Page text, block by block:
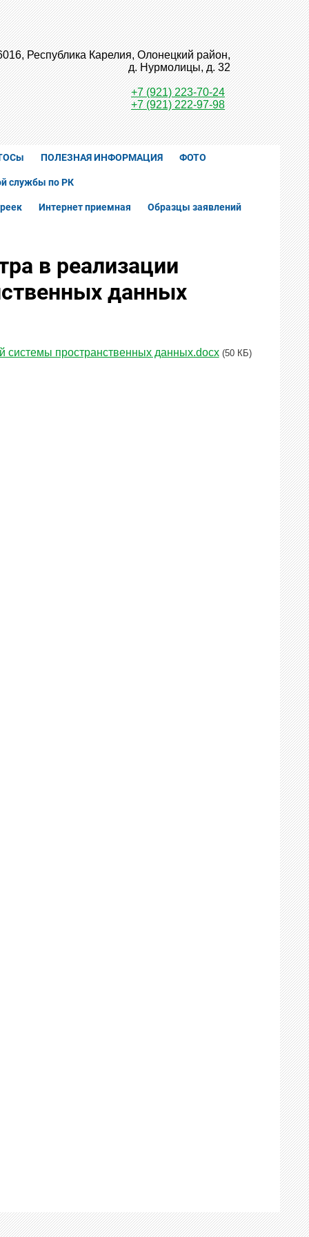
Республика Карелия, Олонецкий район,
д. Нурмолицы, д. 32
+7 (921) 223-70-24
+7 (921) 222-97-98
ПОЛЕЗНАЯ ИНФОРМАЦИЯ ФОТО
службы по РК
Интернет приемная Образцы заявлений
в реализации
данных
системы пространственных данных.docx (50 КБ)